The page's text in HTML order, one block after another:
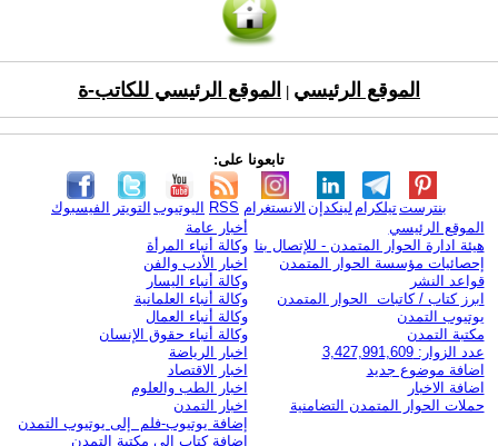
الموقع الرئيسي الموقع الرئيسي للكاتب-ة
تابعونا على:
الفيسبوك التويتر اليوتيوب RSS الانستغرام لينكدإن تيلكرامبنترست
الموقع الرئيسي
هيئة ادارة الحوار المتمدن - للإتصال بنا
إحصائيات مؤسسة الحوار المتمدن
قواعد النشر
ابرز كتاب / كاتبات الحوار المتمدن
يوتيوب التمدن
مكتبة التمدن
عدد الزوار: 3,427,991,609
اضافة موضوع جديد
اضافة الاخبار
حملات الحوار المتمدن التضامنية
أخبار عامة
وكالة أنباء المرأة
اخبار الأدب والفن
وكالة أنباء اليسار
وكالة أنباء العلمانية
وكالة أنباء العمال
وكالة أنباء حقوق الإنسان
اخبار الرياضة
اخبار الاقتصاد
اخبار الطب والعلوم
اخبار التمدن
إضافة يوتيوب-فلم إلى يوتيوب التمدن
إضافة كتاب إلى مكتبة التمدن